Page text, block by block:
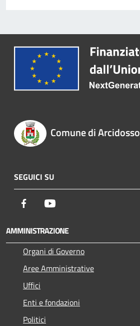
Comune di Arcidosso
SEGUICI SU
Facebook
AMMINISTRAZIONE
Organi di Governo
Aree Amministrative
Uffici
Enti e fondazioni
Politici